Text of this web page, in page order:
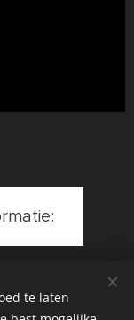
te laten